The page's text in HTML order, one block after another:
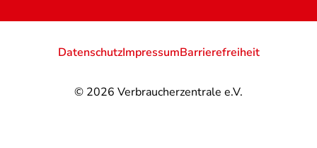
© 2026 Verbraucherzentrale e.V.
DatenschutzImpressumBarrierefreiheit